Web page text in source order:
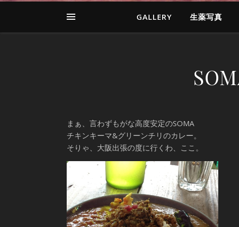
GALLERY 生薬写真
まぁ、言わずもがな高度安定のSOMA
チキンキーマ&グリーンチリのカレー。
そりゃ、大阪出張の度に行くわ、ここ。